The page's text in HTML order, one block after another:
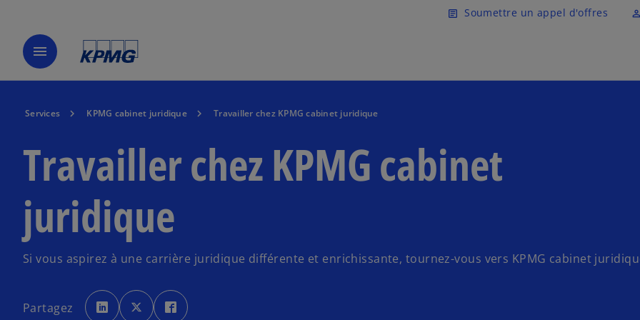
Skip to main content
article Soumettre un appel d'offres perm_identity
menu
Services KPMG cabinet juridique Travailler chez KPMG cabinet juridique
Travailler chez KPMG cabinet
juridique
Si vous aspirez à une carrière juridique différente et enrichissante, tournez-vous vers KPMG cabinet
Partagez ’
o
’
o
’
o